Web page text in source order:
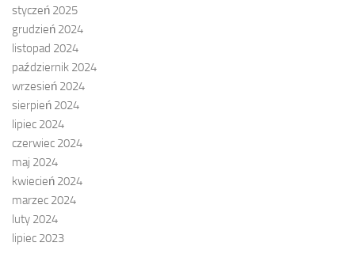
styczeń 2025
grudzień 2024
listopad 2024
październik 2024
wrzesień 2024
sierpień 2024
lipiec 2024
czerwiec 2024
maj 2024
kwiecień 2024
marzec 2024
luty 2024
lipiec 2023